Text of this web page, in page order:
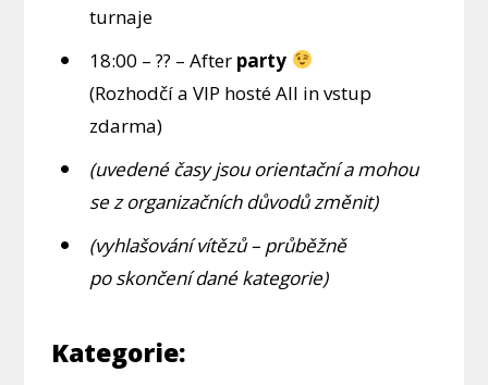
turnaje
18:00 – ?? – After party
(Rozhodčí a VIP hosté All in vstup
zdarma)
(uvedené časy jsou orientační a mohou
se z organizačních důvodů změnit)
(vyhlašování vítězů – průběžně
po skončení dané kategorie)
Kategorie: